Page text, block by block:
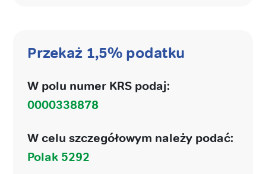
Przekaż 1,5% podatku
W polu numer KRS podaj:
0000338878
W celu szczegółowym należy podać:
Polak 5292